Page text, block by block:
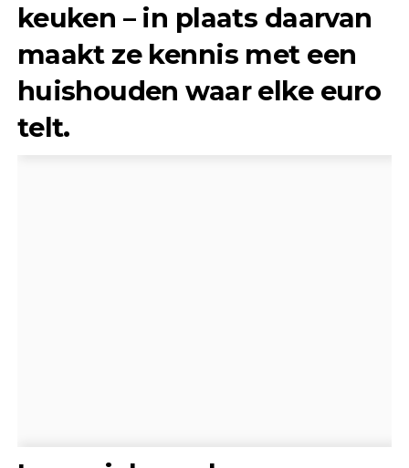
keuken – in plaats daarvan
maakt ze kennis met een
huishouden waar elke euro
telt.